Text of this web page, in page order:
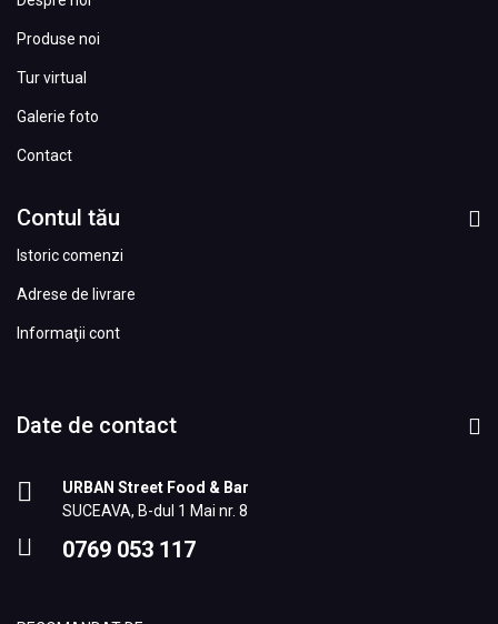
Produse noi
Tur virtual
Galerie foto
Contact
Contul tău
Istoric comenzi
Adrese de livrare
Informaţii cont
Date de contact
URBAN Street Food & Bar
SUCEAVA, B-dul 1 Mai nr. 8
0769 053 117